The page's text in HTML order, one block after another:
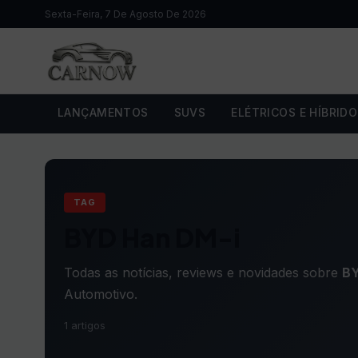
Sexta-Feira, 7 De Agosto De 2026
LANÇAMENTOS SUVS ELÉTRICOS E
TAG
Todas as notícias, reviews e novidades sobre
Automotivo.
1 artigos